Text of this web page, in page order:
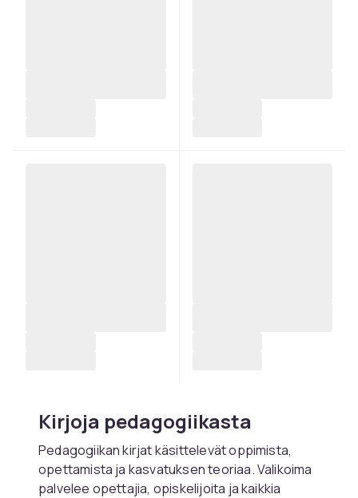
Kirjoja pedagogiikasta
Pedagogiikan kirjat käsittelevät oppimista,
opettamista ja kasvatuksen teoriaa. Valikoima
palvelee opettajia, opiskelijoita ja kaikkia